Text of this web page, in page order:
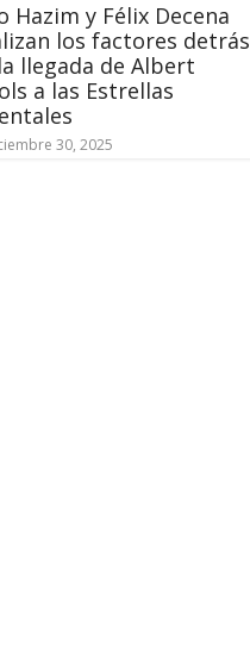
Hazim y Félix Decena
los factores detrás
llegada de Albert
a las Estrellas
30, 2025